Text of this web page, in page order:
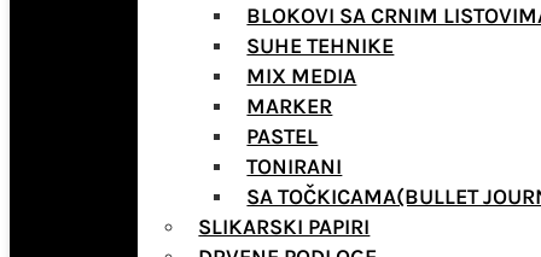
BLOKOVI SA CRNIM
SUHE TEHNIKE
MIX MEDIA
MARKER
PASTEL
TONIRANI
SA TOČKICAMA(BULLET
SLIKARSKI PAPIRI